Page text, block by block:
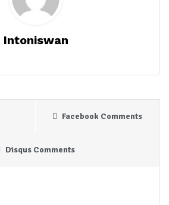
Intoniswan
Facebook Comments
Disqus Comments